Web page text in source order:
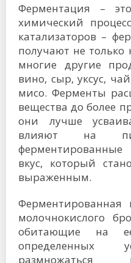
Ферментация –
химический
катализаторов –
получают не только
многие другие
вино, сыр, уксус,
мисо. Ферменты
вещества до более
они лучше
влияют на
вкус, который
выраженным.
Ферментированная
молочнокислого
обитающие на
определенных
размножаться